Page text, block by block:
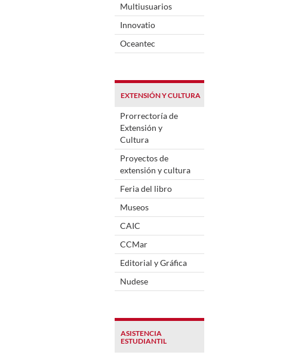
Multiusuarios
Innovatio
Oceantec
EXTENSIÓN Y CULTURA
Prorrectoría de
Extensión y
Cultura
Proyectos de
extensión y cultura
Feria del libro
Museos
CAIC
CCMar
Editorial y Gráfica
Nudese
ASISTENCIA
ESTUDIANTIL